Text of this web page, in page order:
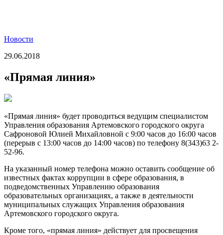
Новости
29.06.2018
«Прямая линия»
«Прямая линия» будет проводиться ведущим специалистом
Управления образования Артемовского городского округа
Сафроновой Юлией Михайловной с 9:00 часов до 16:00 часов
(перерыв с 13:00 часов до 14:00 часов) по телефону 8(343)63 2-
52-96.
На указанный номер телефона можно оставить сообщение об
известных фактах коррупции в сфере образования, в
подведомственных Управлению образования
образовательных организациях, а также в деятельности
муниципальных служащих Управления образования
Артемовского городского округа.
Кроме того, «прямая линия» действует для просвещения